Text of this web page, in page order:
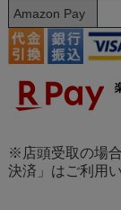
Amazon Pay
※店頭受取の場
決済」はご利用